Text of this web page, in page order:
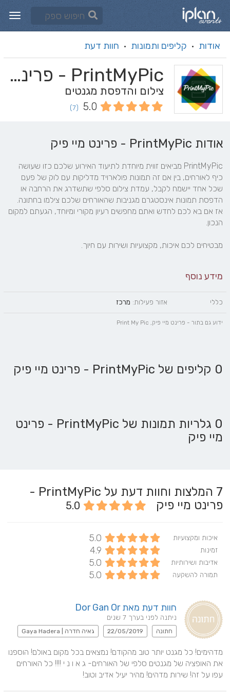
אודות · קליפים ותמונות · חוות דעת
PrintMyPic - פרינט מיי פיק
צילום והדפסת מגנטים
5.0
(7)
אודות PrintMyPic - פרינט מיי פיק
מבטיחים לכם איכות, מקצועיות ושירות עם חיוך.
מידע נוסף
כללי אזור פעילות: מרכז
ידוע גם בתור - פרינט מיי פיק, Print My Pic
0 קליפים של PrintMyPic - פרינט מיי פיק
0 גלריות תמונות של PrintMyPic - פרינט
מיי פיק
7
המלצות וחוות דעת על PrintMyPic -
פרינט מיי פיק
5.0
איכות ומקצועיות 5.0
זמינות 4.9
אדיבות ושירותיות 5.0
תמורה להשקעה 5.0
חוות דעת מאת Dor Gan Or
ניתנה לפני בערך 7 שנים
חתונה 22/05/2019 גאיה חדרה | Gaya Hadera
עפו על זה! שירות מדהים! מהיר יעיל אדיב וטוב!